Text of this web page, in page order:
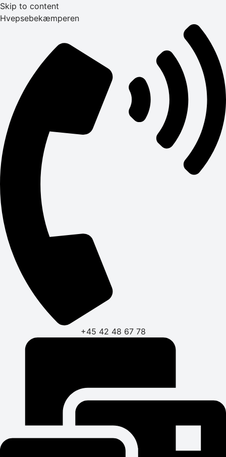
Skip to content
Hvepsebekæmperen
+45 42 48 67 78